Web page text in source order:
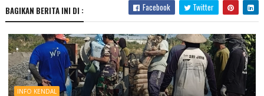
BAGIKAN BERITA INI DI : Facebook Twitter
INFO KENDAL